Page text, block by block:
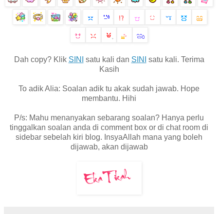
Dah copy? Klik SINI satu kali dan SINI
satu kali. Terima
Kasih
To adik Alia: Soalan adik tu akak sudah jawab. Hope
membantu. Hihi
P/s: Mahu menanyakan sebarang soalan? Hanya perlu
tinggalkan soalan anda di comment box or di chat room di
sidebar sebelah kiri blog. InsyaAllah mana yang boleh
dijawab, akan dijawab